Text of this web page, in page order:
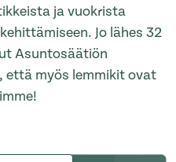
ja vuokrista
Jo lähes 32
Asuntosäätiön
että myös lemmikit ovat